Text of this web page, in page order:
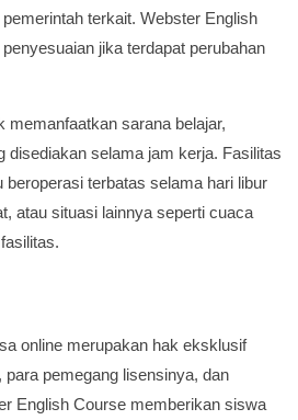
terkait. Webster English
jika terdapat perubahan
memanfaatkan sarana belajar,
disediakan selama jam kerja. Fasilitas
beroperasi terbatas selama hari libur
atau situasi lainnya seperti cuaca
online merupakan hak eksklusif
pemegang lisensinya, dan
English Course memberikan siswa